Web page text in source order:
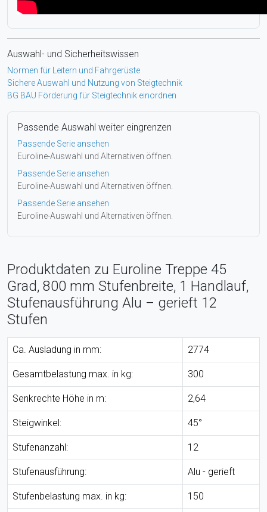
Auswahl- und Sicherheitswissen
Normen für Leitern und Fahrgerüste
Sichere Auswahl und Nutzung von Steigtechnik
BG BAU Förderung für Steigtechnik einordnen
Passende Auswahl weiter eingrenzen
Passende Serie ansehen
Euroline-Auswahl und Alternativen öffnen.
Passende Serie ansehen
Euroline-Auswahl und Alternativen öffnen.
Passende Serie ansehen
Euroline-Auswahl und Alternativen öffnen.
Produktdaten zu Euroline Treppe 45
Grad, 800 mm Stufenbreite, 1 Handlauf,
Stufenausführung Alu – gerieft 12
Stufen
Ca. Ausladung in mm: 2774
Gesamtbelastung max. in kg: 300
Senkrechte Höhe in m: 2,64
Steigwinkel: 45°
Stufenanzahl: 12
Stufenausführung: Alu - gerieft
Stufenbelastung max. in kg: 150